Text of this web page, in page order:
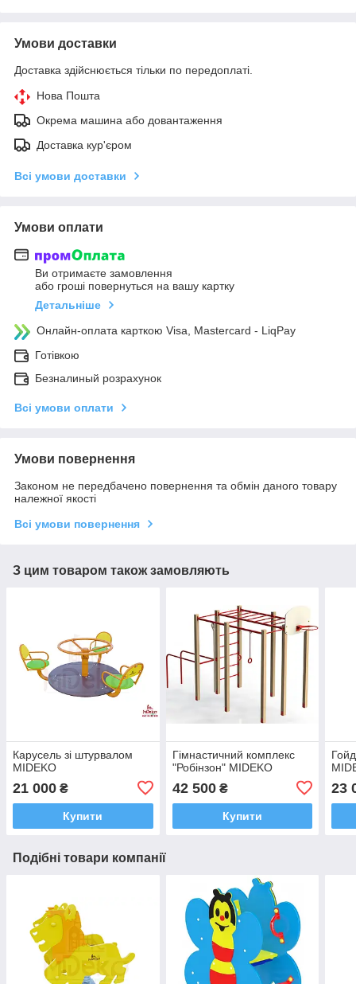
Умови доставки
Доставка здійснюється тільки по передоплаті.
Нова Пошта
Окрема машина або довантаження
Доставка кур'єром
Всі умови доставки
Умови оплати
Ви отримаєте замовлення
або гроші повернуться на вашу картку
Детальніше
Онлайн-оплата карткою Visa, Mastercard - LiqPay
Готівкою
Безналиный розрахунок
Всі умови оплати
Умови повернення
Законом не передбачено повернення та обмін даного товару
належної якості
Всі умови повернення
З цим товаром також замовляють
Карусель зі штурвалом
MIDEKO
21 000 ₴
Купити
Гімнастичний комплекс
"Робінзон" MIDEKO
42 500₴
Купити
23
Подібні товари компанії